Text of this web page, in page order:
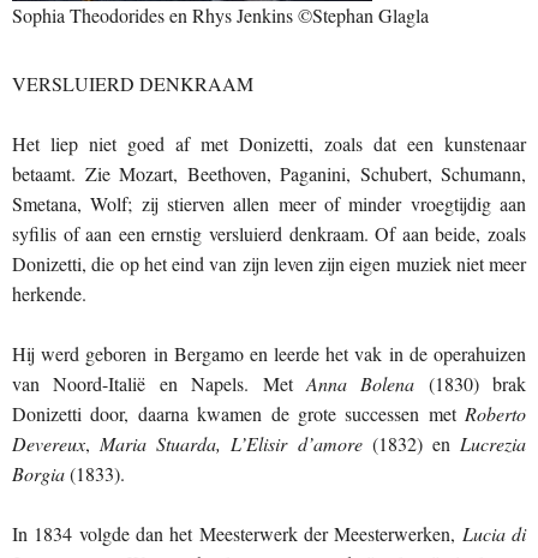
Sophia Theodorides en Rhys Jenkins ©Stephan Glagla
VERSLUIERD DENKRAAM
Het liep niet goed af met Donizetti, zoals dat een kunstenaar
betaamt. Zie Mozart, Beethoven, Paganini, Schubert, Schumann,
Smetana, Wolf; zij stierven allen meer of minder vroegtijdig aan
syfilis of aan een ernstig versluierd denkraam. Of aan beide, zoals
Donizetti, die op het eind van zijn leven zijn eigen muziek niet meer
herkende.
Hij werd geboren in Bergamo en leerde het vak in de operahuizen
van Noord-Italië en Napels. Met Anna Bolena (1830) brak
Donizetti door, daarna kwamen de grote successen met Roberto
Devereux, Maria Stuarda, L’Elisir d’amore(1832) en Lucrezia
Borgia(1833).
In 1834 volgde dan het Meesterwerk der Meesterwerken, Lucia di